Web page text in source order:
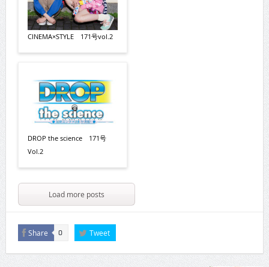
CINEMA×STYLE 171号vol.2
DROP the science 171号
Vol.2
Load more posts
Share 0 Tweet